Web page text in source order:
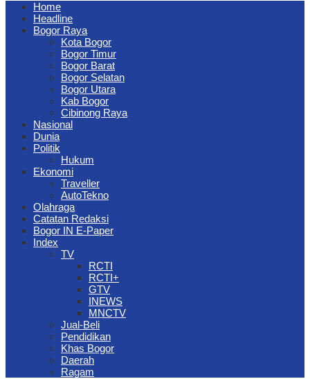
Home
Headline
Bogor Raya
Kota Bogor
Bogor Timur
Bogor Barat
Bogor Selatan
Bogor Utara
Kab Bogor
Cibinong Raya
Nasional
Dunia
Politik
Hukum
Ekonomi
Traveller
AutoTekno
Olahraga
Catatan Redaksi
Bogor IN E-Paper
Index
TV
RCTI
RCTI+
GTV
INEWS
MNCTV
Jual-Beli
Pendidikan
Khas Bogor
Daerah
Ragam